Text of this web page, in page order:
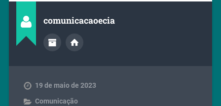
comunicacaoecia
19 de maio de 2023
Comunicação